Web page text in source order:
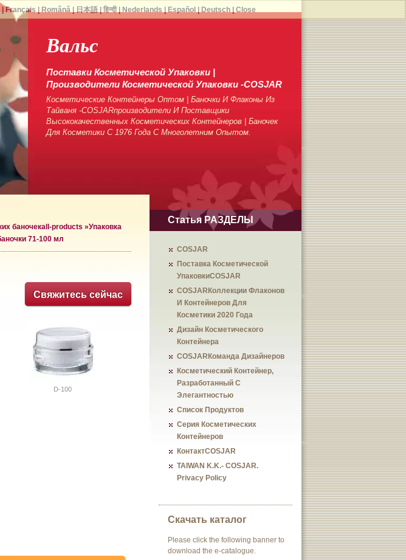
Вальс
Поставки Косметической Упаковки |
Производители Косметической Упаковки -COSJAR
Косметические Контейнеры Оптом | Баночки И Флаконы Из
Тайваня -COSJARпроизводители И Поставщики
Высококачественных Косметических Контейнеров | Баночек
Для Косметики С 1976 Года С Многолетним Опытом.
баночекall-products »Упаковка
71-100 мл
Свяжитесь сейчас
D-100
Статья РАЗДЕЛЫ
COSJAR
Поставка Косметической
УпаковкиCOSJAR
COSJARКоллекции Флаконов
И Контейнеров Для
Косметики 2020 Года
Дизайн Косметического
Контейнера
COSJARКоманда Дизайнеров
Косметический Контейнер,
Разработанный С
Элегантностью
Список Продуктов
Серия Косметических
Контейнеров
КонтактCOSJAR
TAIWAN K.K.- COSJAR.
Privacy Policy
Скачать каталог
Please click the following banner to
download the e-catalogue.
Français Română| 日本語| हिन्दी| Nederlands Español Deutsch| Close